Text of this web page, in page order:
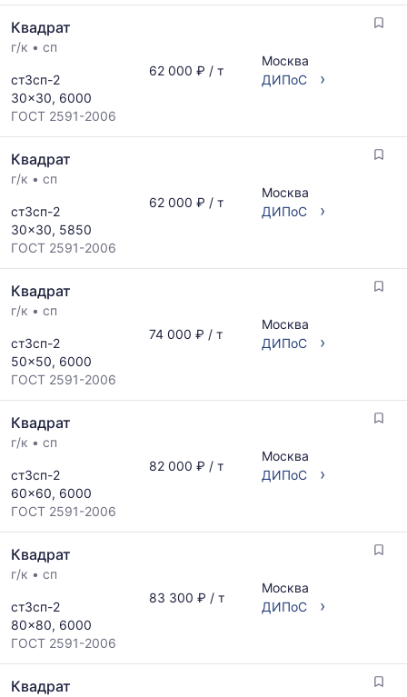
по
мере
обновления
листов.
Квадрат
г/к • сп
ст3сп-2
30x30, 6000
ГОСТ 2591-2006
62 000 ₽ / т
Москва
ДИПоС
›
Квадрат
г/к • сп
ст3сп-2
30x30, 5850
ГОСТ 2591-2006
62 000 ₽ / т
Москва
ДИПоС
›
Квадрат
г/к • сп
ст3сп-2
50x50, 6000
ГОСТ 2591-2006
74 000 ₽ / т
Москва
ДИПоС
›
Квадрат
г/к • сп
ст3сп-2
60x60, 6000
ГОСТ 2591-2006
82 000 ₽ / т
Москва
ДИПоС
›
Квадрат
г/к • сп
ст3сп-2
80x80, 6000
ГОСТ 2591-2006
83 300 ₽ / т
Москва
ДИПоС
›
Квадрат